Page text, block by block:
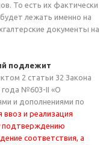
То есть их фактически
лежать именно на
документы на
подлежит
2 статьи 32 Закона
года №603-II «О
и дополнениями по
ввоз и реализация
подтверждению
соответствия, а